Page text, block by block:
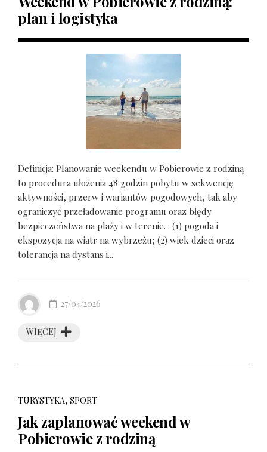
plan i logistyka
Definicja: Planowanie weekendu w Pobierowie z rodziną
to procedura ułożenia 48 godzin pobytu w sekwencję
aktywności, przerw i wariantów pogodowych, tak aby
ograniczyć przeładowanie programu oraz błędy
bezpieczeństwa na plaży i w terenie. : (1) pogoda i
ekspozycja na wiatr na wybrzeżu; (2) wiek dzieci oraz
tolerancja na dystans i...
WIĘCEJ
27/04/2026
TURYSTYKA, SPORT
Jak zaplanować weekend w
Pobierowie z rodziną